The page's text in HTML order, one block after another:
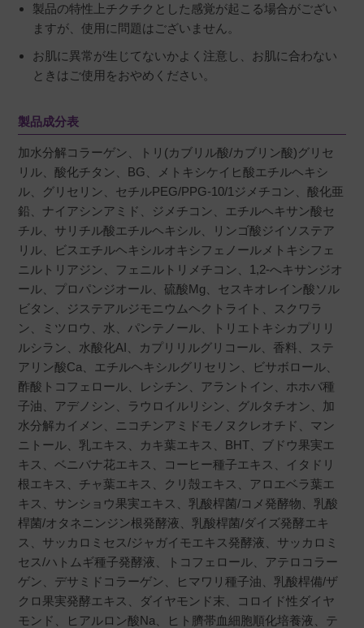
製品の特性上チクチクとした感覚が起こる場合がござい
ますが、使用に問題はございません。
お肌に異常が生じてないかよく注意し、お肌に合わない
ときはご使用をおやめください。
製品成分表
加水分解コラーゲン、トリ(カブリル酸/カブリン酸)グリセ
リル、酸化チタン、BG、メトキシケイヒ酸エチルヘキシ
ル、グリセリン、セチルPEG/PPG-10/1ジメチコン、酸化亜
鉛、ナイアシンアミド、ジメチコン、エチルヘキサン酸セ
チル、サリチル酸エチルヘキシル、リンゴ酸ジイソステア
リル、ビスエチルヘキシルオキシフェノールメトキシフェ
ニルトリアジン、フェニルトリメチコン、1,2-へキサンジオ
ール、プロパンジオール、硫酸Mg、セスキオレイン酸ソル
ビタン、ジステアルジモニウムヘクトライト、スクワラ
ン、ミツロウ、水、パンテノール、トリエトキシカプリリ
ルシラン、水酸化AI、カプリリルグリコール、香料、ステ
アリン酸Ca、エチルヘキシルグリセリン、ビサボロール、
酢酸トコフェロール、レシチン、アラントイン、ホホバ種
子油、アデノシン、ラウロイルリシン、グルタチオン、加
水分解カイメン、ニコチンアミドモノヌクレオチド、マン
ニトール、乳エキス、カキ葉エキス、BHT、ブドウ果実エ
キス、ベニバナ花エキス、コーヒー種子エキス、イタドリ
根エキス、チャ葉エキス、クリ殻エキス、アロエベラ葉エ
キス、サンショウ果実エキス、乳酸桿菌/コメ発酵物、乳酸
桿菌/オタネニンジン根発酵液、乳酸桿菌/ダイズ発酵エキ
ス、サッカロミセス/ジャガイモエキス発酵液、サッカロミ
セス/ハトムギ種子発酵液、トコフェロール、アテロコラー
ゲン、デサミドコラーゲン、ヒマワリ種子油、乳酸桿備/ザ
クロ果実発酵エキス、ダイヤモンド末、コロイド性ダイヤ
モンド、ヒアルロン酸Na、ヒト臍帯血細胞順化培養液、テ